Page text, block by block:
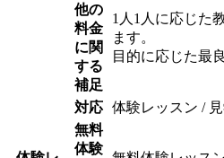
他の
料金
に関
する
補足
1人1人に応じた
ます。
目的に応じた最
対応 体験レッスン /
無料
体験